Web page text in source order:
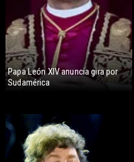
Papa León XIV anuncia gira por
Sudamérica